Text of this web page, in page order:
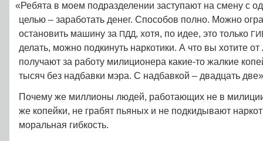
«Ребята в моем подразделении заступают на смену с
целью – заработать денег. Способов полно. Можно
остановить машину за ПДД, хотя, по идее, это только
делать, можно подкинуть наркотики. А что вы хотите
получают за работу милиционера какие-то жалкие
тысяч без надбавки мэра. С надбавкой – двадцать
Почему же миллионы людей, работающих не в
же копейки, не грабят пьяных и не подкидывают
моральная гибкость.